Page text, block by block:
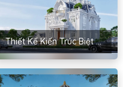
Thiết Kế Kiến Trúc Biệt Thự Cho Anh Trương – Nghĩa Đàn, Nghệ An